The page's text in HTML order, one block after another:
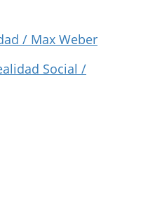
/ Max Weber
Social /